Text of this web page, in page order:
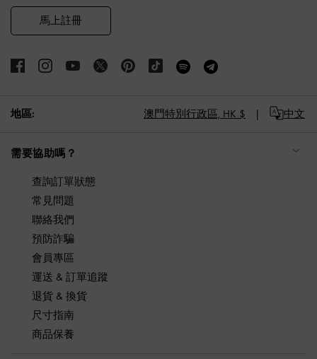
馬上註冊
地區: 澳門特別行政區, HK $ 中文
需要協助嗎？
查詢訂單狀態
常見問題
聯絡我們
預防詐騙
會員專區
運送 & 訂單追蹤
退貨 & 換貨
尺寸指南
商品保養